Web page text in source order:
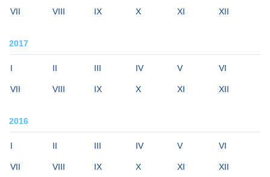
VII VIII IX X XI XII
2017
I II III IV V VI
VII VIII IX X XI XII
2016
I II III IV V VI
VII VIII IX X XI XII